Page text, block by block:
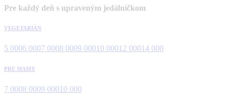
Pre každý deň s upraveným jedálničkom
VEGETARIÁN
5 0006 0007 0008 0009 00010 00012 00014 000
PRE MAMY
7 0008 0009 00010 000